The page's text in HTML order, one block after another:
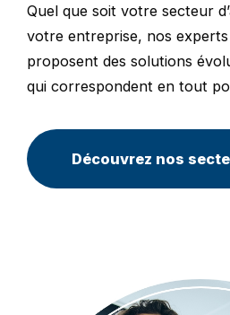
Quel que soit votre secteur
votre entreprise, nos experts
proposent des solutions
qui correspondent en tout
Découvrez nos